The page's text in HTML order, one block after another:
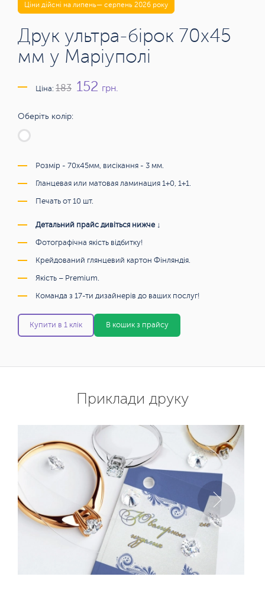
Ціни дійсні на липень— серпень 2026 року
Друк ультра-бірок 70х45
мм у Маріуполі
Ціна: 183 152 грн.
Оберіть колір:
Розмір - 70х45мм, висікання - 3 мм.
Гланцевая или матовая ламинация 1+0, 1+1.
Печать от 10 шт.
Детальний прайс дивіться нижче ↓
Фотографічна якість відбитку!
Крейдований глянцевий картон Фінляндія.
Якість – Premium.
Команда з 17-ти дизайнерів до ваших послуг!
Купити в 1 клік В кошик з прайсу
Приклади друку